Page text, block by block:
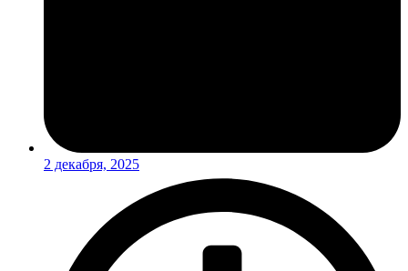
2 декабря, 2025